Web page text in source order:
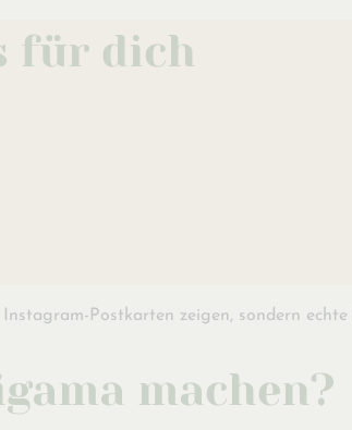
für dich
Postkarten zeigen, sondern
machen?